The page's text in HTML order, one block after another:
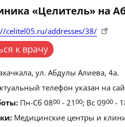
«Целитель» на
celitel05.ru/addresses/38/
к врачу
ул. Абдулы Алиева, 4а.
телефон указан на
Пн-Сб 0800 - 2100; Вс 0900 -
Медицинские центры и